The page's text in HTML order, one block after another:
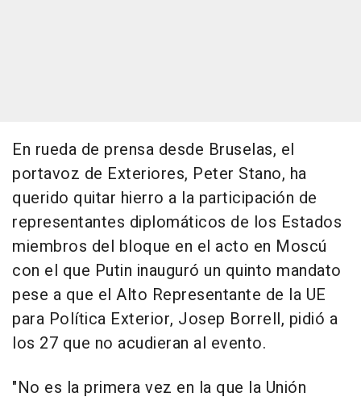
En rueda de prensa desde Bruselas, el
portavoz de Exteriores, Peter Stano, ha
querido quitar hierro a la participación de
representantes diplomáticos de los Estados
miembros del bloque en el acto en Moscú
con el que Putin inauguró un quinto mandato
pese a que el Alto Representante de la UE
para Política Exterior, Josep Borrell, pidió a
los 27 que no acudieran al evento.
"No es la primera vez en la que la Unión